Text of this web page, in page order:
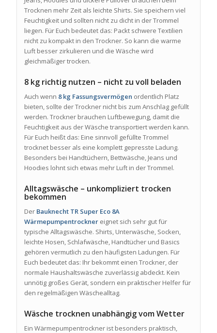
Trocknen mehr Zeit als leichte Shirts. Sie speichern viel
Feuchtigkeit und sollten nicht zu dicht in der Trommel
liegen. Für Euch bedeutet das: Packt schwere Textilien
nicht zu kompakt in den Trockner. So kann die warme
Luft besser zirkulieren und die Wäsche wird
gleichmäßiger trocken.
8 kg richtig nutzen – nicht zu voll beladen
Auch wenn 8 kg Fassungsvermögen ordentlich Platz
bieten, sollte der Trockner nicht bis zum Anschlag gefüllt
werden. Trockner brauchen Luftbewegung, damit die
Feuchtigkeit aus der Wäsche transportiert werden kann.
Für Euch heißt das: Eine sinnvoll gefüllte Trommel
trocknet besser als eine komplett gepresste Ladung.
Besonders bei Handtüchern, Bettwäsche, Jeans und
Hoodies lohnt sich etwas mehr Luft in der Trommel.
Alltagswäsche – unkompliziert trocken
bekommen
Der Bauknecht TR Super Eco 8A
Wärmepumpentrocknereignet sich sehr gut für
typische Alltagswäsche. Shirts, Unterwäsche, Socken,
leichte Hosen, Schlafwäsche, Handtücher und Basics
gehören vermutlich zu den häufigsten Ladungen. Für
Euch bedeutet das: Ihr bekommt einen Trockner, der
normale Haushaltswäsche zuverlässig abdeckt. Kein
unnötig großes Gerät, sondern ein praktischer Helfer für
den regelmäßigen Wäschealltag.
Wäsche trocknen unabhängig vom Wetter
Ein Wärmepumpentrockner ist besonders praktisch,